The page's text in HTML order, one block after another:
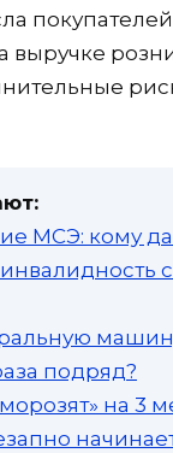
выручке
МСЭ: кому
подряд?
на 3